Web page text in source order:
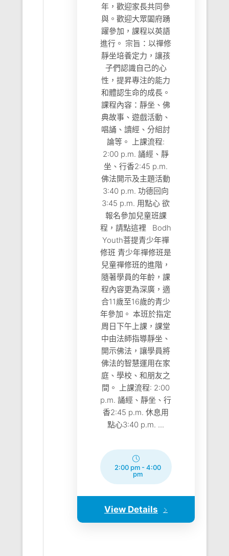
年，歡迎家長共同參
與。歡迎大眾闔府踴
躍參加，課程以英語
進行。 宗旨：以禪修
靜坐培養定力，讓孩
子們認識自己的心
性，提昇專注的能力
和體認生命的成長。
課程內容：靜坐、佛
典故事、遊戲活動、
唱誦、讀經、分組討
論等。 上課流程:
2:00 p.m. 誦經、靜
坐、行香2:45 p.m.
佛法開示及主題活動
3:40 p.m. 功德回向
3:45 p.m. 用點心 欲
報名參加兒童班課
程，請點這裡 Bodh
Youth菩提青少年禪
修班 青少年禪修班是
兒童禪修班的進階，
隨著學員的年齡，課
程內容更為深廣，適
合11歲至16歲的青少
年參加。 本班於指定
周日下午上課，課堂
中由法師指導靜坐、
開示佛法，讓學員將
佛法的智慧運用在家
庭、學校、和朋友之
間。 上課流程: 2:00
p.m. 誦經、靜坐、行
香2:45 p.m. 休息用
點心3:40 p.m. ...
2:00 pm- 4:00
pm
View Details